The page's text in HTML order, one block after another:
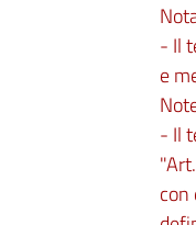
- Il
e
- Il